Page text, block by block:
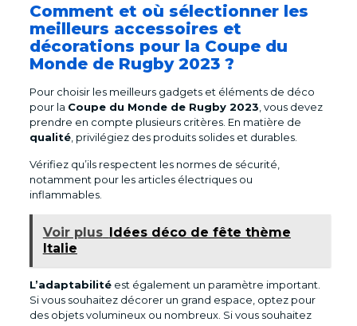
Comment et où sélectionner les
meilleurs accessoires et
décorations pour la Coupe du
Monde de Rugby 2023 ?
Pour choisir les meilleurs gadgets et éléments de déco
pour la Coupe du Monde de Rugby 2023 , vous devez
prendre en compte plusieurs critères. En matière de
qualité, privilégiez des produits solides et durables.
Vérifiez qu’ils respectent les normes de sécurité,
notamment pour les articles électriques ou
inflammables.
Voir plus Idées déco de fête thème
Italie
L’adaptabilitéest également un paramètre important.
Si vous souhaitez décorer un grand espace, optez pour
des objets volumineux ou nombreux. Si vous souhaitez